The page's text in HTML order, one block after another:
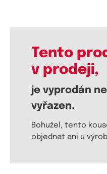
Tento
v prodeji,
je vyprodán
vyřazen.
Bohužel, tento
objednat ani u